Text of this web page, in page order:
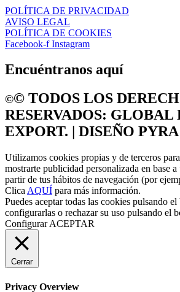
POLÍTICA DE PRIVACIDAD
AVISO LEGAL
POLÍTICA DE COOKIES
Facebook-f Instagram
Encuéntranos aquí
©️©️ TODOS LOS
RESERVADOS: GLOBAL
EXPORT. | DISEÑO PYRA
Utilizamos cookies propias y de terceros
mostrarte publicidad personalizada en base
partir de tus hábitos de navegación (por
Clica AQUÍ para más información.
Puedes aceptar todas las cookies pulsando
configurarlas o rechazar su uso pulsando el
Configurar ACEPTAR
Cerrar
Privacy Overview